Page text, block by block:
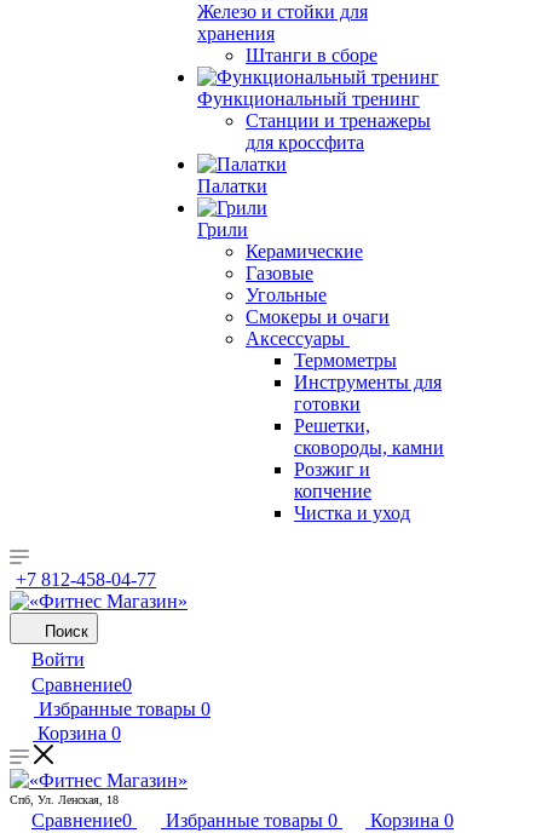
Железо и стойки для
хранения
Штанги в сборе
Функциональный тренинг
Станции и тренажеры
для кроссфита
Палатки
Грили
Керамические
Газовые
Угольные
Смокеры и очаги
Аксессуары
Термометры
Инструменты для
готовки
Решетки,
сковороды, камни
Розжиг и
копчение
Чистка и уход
+7 812-458-04-77
Поиск
Войти
Сравнение0
Избранные товары 0
Корзина 0
Спб, Ул. Ленская, 18
Сравнение0 Избранные товары 0 Корзина 0